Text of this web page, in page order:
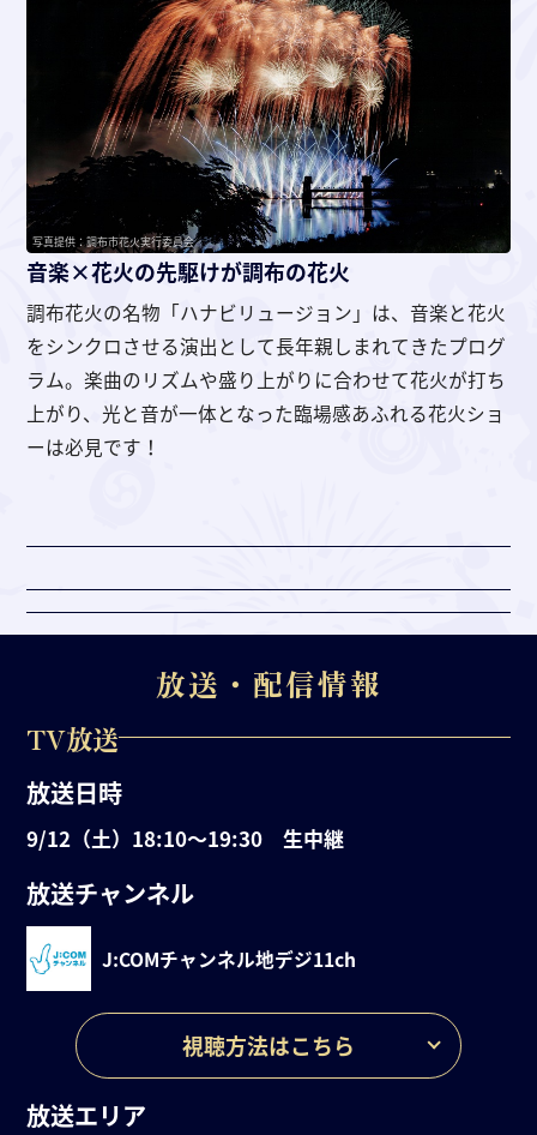
写真提供：調布市花火実行委員会
音楽×花火の先駆けが調布の花火
調布花火の名物「ハナビリュージョン」は、音楽と花火
をシンクロさせる演出として長年親しまれてきたプログ
ラム。楽曲のリズムや盛り上がりに合わせて花火が打ち
上がり、光と音が一体となった臨場感あふれる花火ショ
ーは必見です！
放送・配信情報
TV放送
放送日時
9/12（土）18:10〜19:30 生中継
放送チャンネル
J:COMチャンネル地デジ11ch
視聴方法はこちら
放送エリア